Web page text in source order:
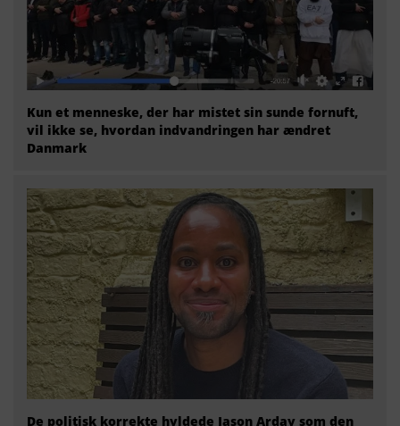
Kun et menneske, der har mistet sin sunde fornuft,
vil ikke se, hvordan indvandringen har ændret
Danmark
De politisk korrekte hyldede Jason Arday som den